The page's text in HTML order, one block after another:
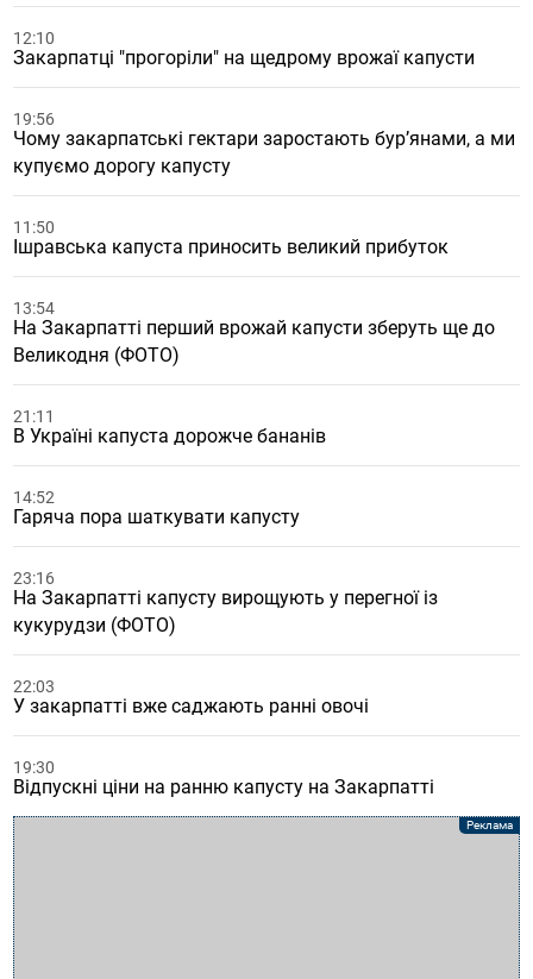
12:10
Закарпатці "прогоріли" на щедрому врожаї капусти
19:56
Чому закарпатські гектари заростають бур’янами, а ми
купуємо дорогу капусту
11:50
Ішравська капуста приносить великий прибуток
13:54
На Закарпатті перший врожай капусти зберуть ще до
Великодня (ФОТО)
21:11
В Україні капуста дорожче бананів
14:52
Гаряча пора шаткувати капусту
23:16
На Закарпатті капусту вирощують у перегної із
кукурудзи (ФОТО)
22:03
У закарпатті вже саджають ранні овочі
19:30
Відпускні ціни на ранню капусту на Закарпатті